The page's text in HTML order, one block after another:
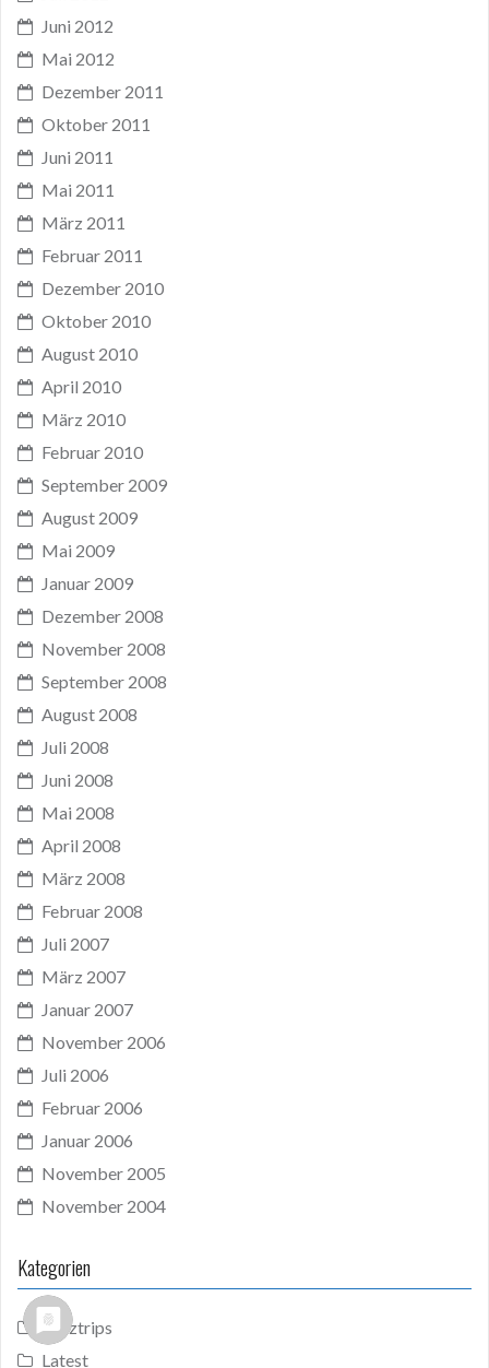
Juni 2012
Mai 2012
Dezember 2011
Oktober 2011
Juni 2011
Mai 2011
März 2011
Februar 2011
Dezember 2010
Oktober 2010
August 2010
April 2010
März 2010
Februar 2010
September 2009
August 2009
Mai 2009
Januar 2009
Dezember 2008
November 2008
September 2008
August 2008
Juli 2008
Juni 2008
Mai 2008
April 2008
März 2008
Februar 2008
Juli 2007
März 2007
Januar 2007
November 2006
Juli 2006
Februar 2006
Januar 2006
November 2005
November 2004
Kategorien
Kurztrips
Latest